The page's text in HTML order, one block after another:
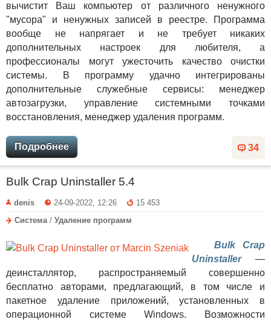
вычистит Ваш компьютер от различного ненужного
"мусора" и ненужных записей в реестре. Программа
вообще не напрягает и не требует никаких
дополнительных настроек для любителя, а
профессионалы могут ужесточить качество очистки
системы. В программу удачно интегрированы
дополнительные служебные сервисы: менеджер
автозагрузки, управление системными точками
восстановления, менеджер удаления программ.
34
Подробнее
Bulk Crap Uninstaller 5.4
denis 24-09-2022, 12:26
15 453
Система / Удаление программ
Bulk Crap
Uninstaller—
деинсталлятор, распространяемый совершенно
бесплатно авторами, предлагающий, в том числе и
пакетное удаление приложений, установленных в
операционной системе Windows. Возможности